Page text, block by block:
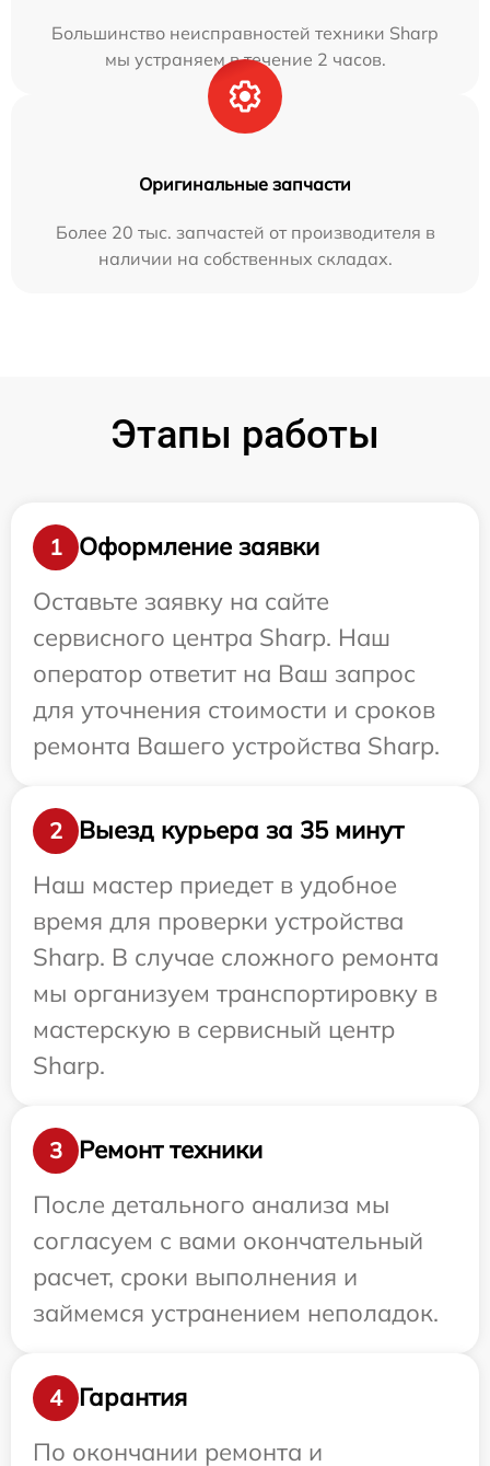
Большинство неисправностей техники Sharp
мы устраняем в течение 2 часов.
Оригинальные запчасти
Более 20 тыс. запчастей от производителя в
наличии на собственных складах.
Этапы работы
1
Оформление заявки
Оставьте заявку на сайте
сервисного центра Sharp. Наш
оператор ответит на Ваш запрос
для уточнения стоимости и сроков
ремонта Вашего устройства Sharp.
2
Выезд курьера за 35 минут
Наш мастер приедет в удобное
время для проверки устройства
Sharp. В случае сложного ремонта
мы организуем транспортировку в
мастерскую в сервисный центр
Sharp.
3
Ремонт техники
После детального анализа мы
согласуем с вами окончательный
расчет, сроки выполнения и
займемся устранением неполадок.
4
Гарантия
По окончании ремонта и